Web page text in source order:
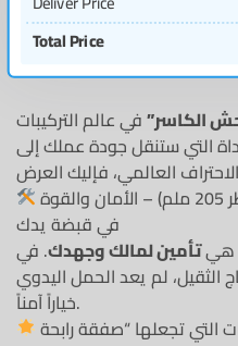
Total Price
الكاسر”في عالم التركيبات
التي ستنقل جودة عملك إلى
الشفاطة الاحترافية الذكية (قطر 205 ملم) – الأمان والقوة
في قبضة يدك
هيتأمين لمالك وجهدك. في
الثقيل، لم يعد الحمل اليدوي
خياراً آمناً.